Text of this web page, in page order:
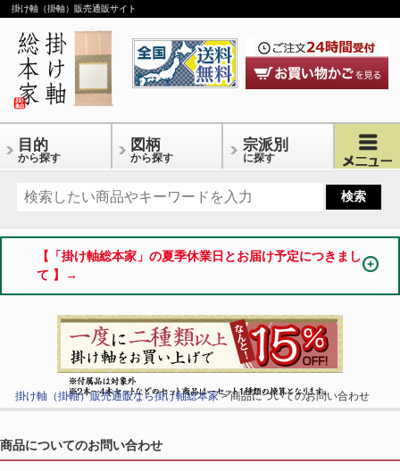
掛け軸（掛軸）販売通販サイト
目的
から探す
図柄
から探す
宗派別
に探す
【「掛け軸総本家」の夏季休業日とお届け予定につきまし
て 】→
掛け軸（掛軸）販売通販なら掛け軸総本家> 商品についてのお問い合わせ
商品についてのお問い合わせ